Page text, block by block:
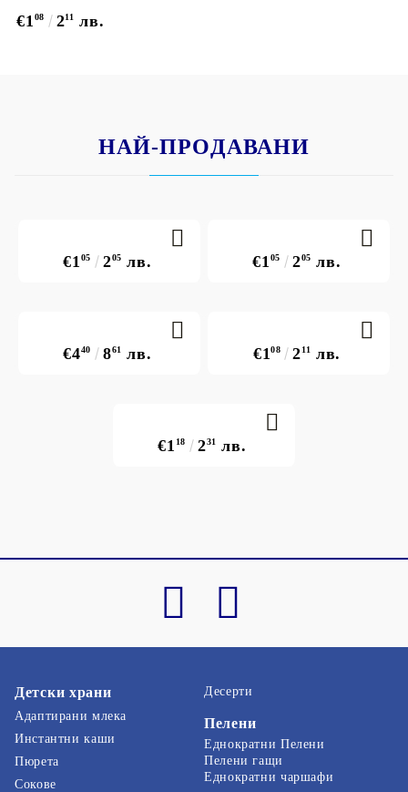
€108 211 лв.
НАЙ-ПРОДАВАНИ
€105 205 лв. €105 205 лв.
€440 861 лв. €108 211 лв.
€1 18 231 лв.
Детски храни
Адаптирани млека
Инстантни каши
Пюрета
Сокове
Десерти
Пелени
Еднократни Пелени
Пелени гащи
Еднократни чаршафи